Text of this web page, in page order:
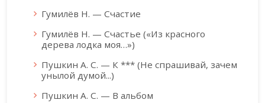
Гумилёв Н. — Счастие
Гумилёв Н. — Счастье («Из красного
дерева лодка моя…»)
Пушкин А. С. — К *** (Не спрашивай, зачем
унылой думой...)
Пушкин А. С. — В альбом